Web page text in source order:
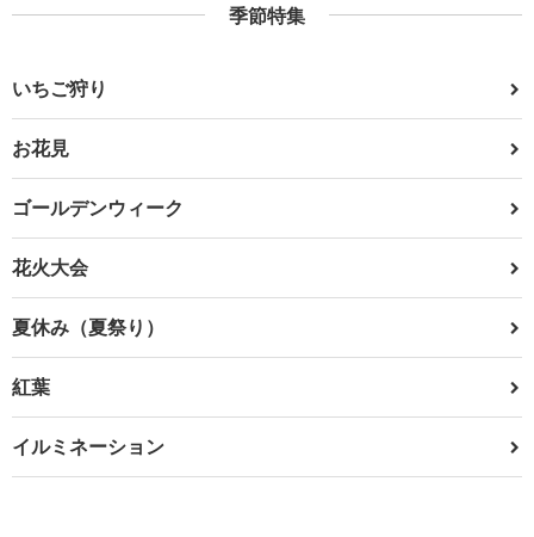
季節特集
いちご狩り
お花見
ゴールデンウィーク
花火大会
夏休み（夏祭り）
紅葉
イルミネーション